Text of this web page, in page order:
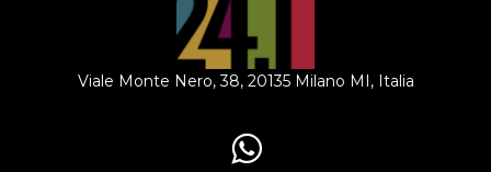
Viale Monte Nero, 38, 20135 Milano MI, Italia